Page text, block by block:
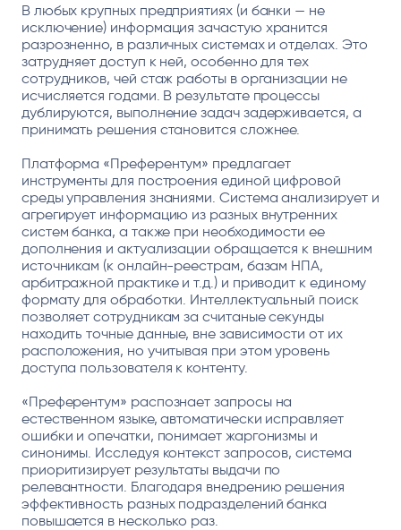
В любых крупных предприятиях (и банки — не
исключение) информация зачастую хранится
разрозненно, в различных системах и отделах. Это
затрудняет доступ к ней, особенно для тех
сотрудников, чей стаж работы в организации не
исчисляется годами. В результате процессы
дублируются, выполнение задач задерживается, а
принимать решения становится сложнее.
Платформа «Преферентум» предлагает
инструменты для построения единой цифровой
среды управления знаниями. Система анализирует и
агрегирует информацию из разных внутренних
систем банка, а также при необходимости ее
дополнения и актуализации обращается к внешним
источникам (к онлайн-реестрам, базам НПА,
арбитражной практике и т.д.) и приводит к единому
формату для обработки. Интеллектуальный поиск
позволяет сотрудникам за считаные секунды
находить точные данные, вне зависимости от их
расположения, но учитывая при этом уровень
доступа пользователя к контенту.
«Преферентум» распознает запросы на
естественном языке, автоматически исправляет
ошибки и опечатки, понимает жаргонизмы и
синонимы. Исследуя контекст запросов, система
приоритизирует результаты выдачи по
релевантности. Благодаря внедрению решения
эффективность разных подразделений банка
повышается в несколько раз.